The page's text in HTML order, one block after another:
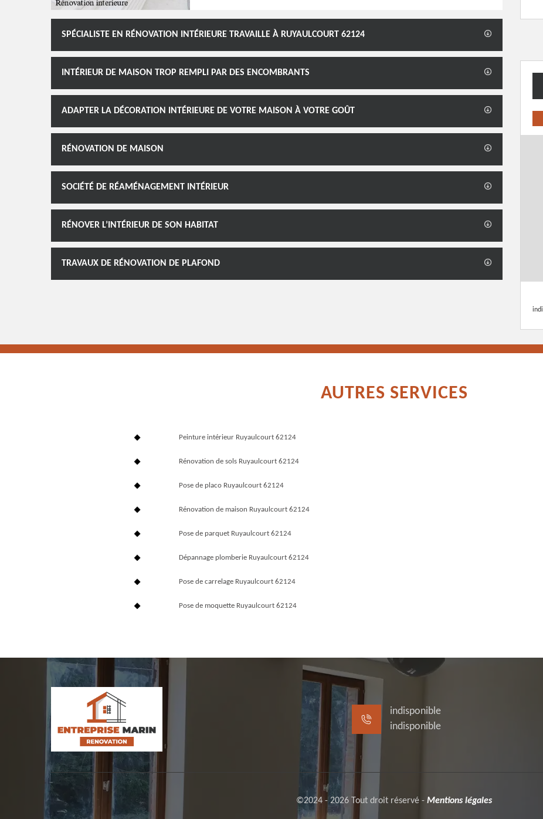
SPÉCIALISTE EN RÉNOVATION INTÉRIEURE TRAVAILLE À RUYAULCOURT 62124
INTÉRIEUR DE MAISON TROP REMPLI PAR DES ENCOMBRANTS
ADAPTER LA DÉCORATION INTÉRIEURE DE VOTRE MAISON À VOTRE GOÛT
RÉNOVATION DE MAISON
SOCIÉTÉ DE RÉAMÉNAGEMENT INTÉRIEUR
RÉNOVER L’INTÉRIEUR DE SON HABITAT
TRAVAUX DE RÉNOVATION DE PLAFOND
AUTRES SERVICES
Peinture intérieur Ruyaulcourt 62124
Rénovation de sols Ruyaulcourt 62124
Pose de placo Ruyaulcourt 62124
Rénovation de maison Ruyaulcourt 62124
Pose de parquet Ruyaulcourt 62124
Dépannage plomberie Ruyaulcourt 62124
Pose de carrelage Ruyaulcourt 62124
Pose de moquette Ruyaulcourt 62124
indisponible
indisponible
©2024 - 2026 Tout droit réservé - Mentions légales